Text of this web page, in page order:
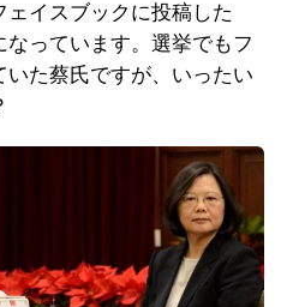
イスブックに投稿した
なっています。選挙でもフ
いた蔡氏ですが、いったい